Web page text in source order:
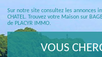
Sur notre site consultez les annonces
CHATEL. Trouvez votre Maison sur
de PLACYR IMMO.
VOUS